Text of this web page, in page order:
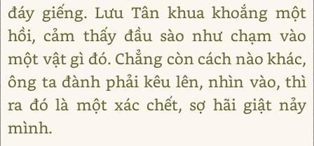
đáy giếng. Lưu Tân khua khoắng một
hồi, cảm thấy đầu sào như chạm vào
một vật gì đó. Chẳng còn cách nào khác,
ông ta đành phải kêu lên, nhìn vào, thì
ra đó là một xác chết, sợ hãi giật nảy
mình.